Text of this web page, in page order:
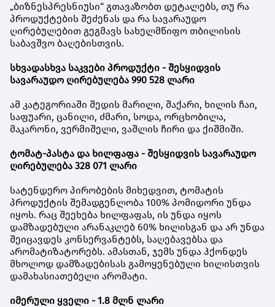
„ბიზნესპრესნიუსი“ გთავაზობთ დეტალებს, თუ რა
პროდუქტების შეძენას და რა სავარაუდო
ღირებულებით გეგმავს სახელმწიფო თბილისის
საბავშვო ბაღებისთვის.
სხვადასხვა საკვები პროდუქტი - შესყიდვის
სავარაუდო ღირებულება 990 528 ლარი
ამ კატეგორიაში შედის მარილი, შაქარი, ხილის ჩაი,
საფუარი, ცანილი, ძმარი, სოდა, ორცხობილა,
მაკარონი, ვერმიშელი, ვაშლის ჩირი და ქიშმიში.
ტომატ-პასტა და ხილფაფა - შესყიდვის სავარაუდო
ღირებულება 328 071 ლარი
სატენდერო პირობების მიხედვით, ტომატის
პროდუქტის შემადგენლობა 100% პომიდორი უნდა
იყოს. რაც შეეხება ხილფაფას, ის უნდა იყოს
დამზადებული არანაკლებ 60% ხილისგან და არ უნდა
შეიცავდეს კონსერვანტებს, საღებავებსა და
არომატიზატორებს. ამასთან, ჯემს უნდა ჰქონდეს
მხოლოდ დამზადებისას გამოყენებული ხილისთვის
დამახასიათებელი არომატი.
იმერული ყველი - 1.8 მლნ ლარი